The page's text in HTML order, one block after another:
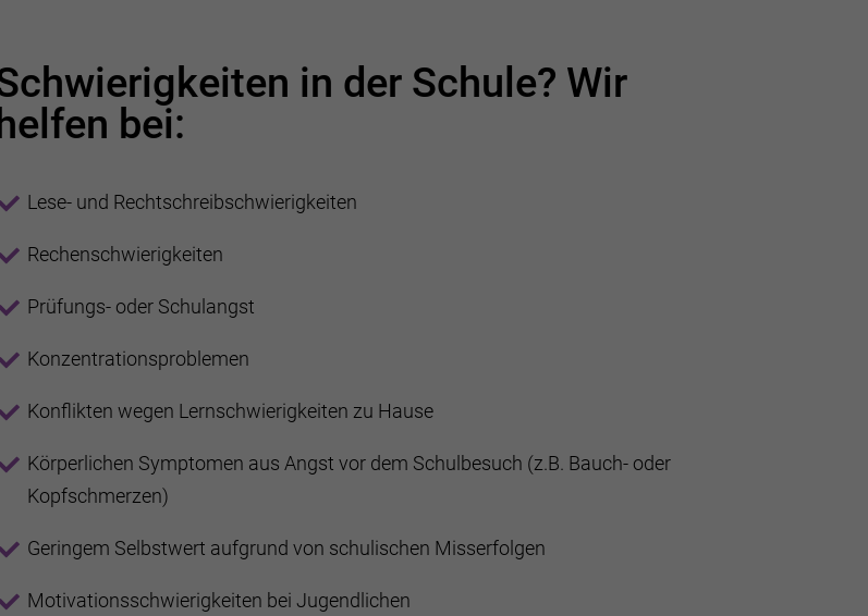
in der Schule? Wir
helfen bei:
Lese- und Rechtschreibschwierigkeiten
Rechenschwierigkeiten
Prüfungs- oder Schulangst
Konzentrationsproblemen
Konflikten wegen Lernschwierigkeiten zu Hause
Körperlichen Symptomen aus Angst vor dem Schulbesuch (z.B. Bauch- oder
Kopfschmerzen)
Geringem Selbstwert aufgrund von schulischen Misserfolgen
Motivationsschwierigkeiten bei Jugendlichen